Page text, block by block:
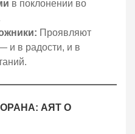
в поклонении во
Проявляют
и в радости, и в
АЯТ О